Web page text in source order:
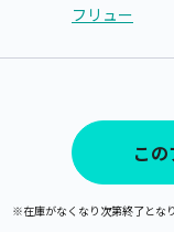
フリュー
こ
※在庫がなくなり次第終了とな